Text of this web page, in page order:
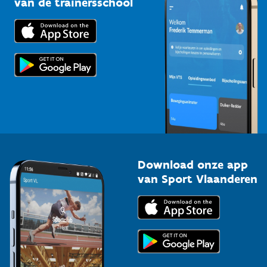
Trainers en begeleiders
Topsporters
Downloads
Voor de pers
Download onze app
van Sport Vlaanderen